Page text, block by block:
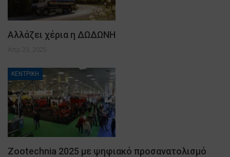
Αλλάζει χέρια η ΔΩΔΩΝΗ
Απρ 23, 2025
ΚΕΝΤΡΙΚΗ
Zootechnia 2025 με ψηφιακό προσανατολισμό